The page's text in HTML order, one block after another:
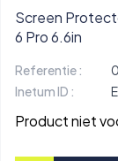
Screen
6 Pro 6.6in
Referentie :
Inetum ID :
Product niet